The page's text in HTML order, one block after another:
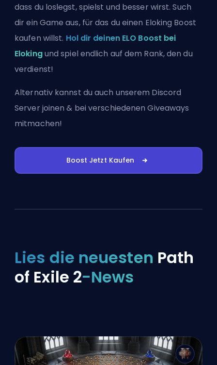
dass du loslegst, spielst und besser wirst. Such
dir ein Game aus, für das du einen Eloking Boost
kaufen willst. Hol dir deinen ELO Boost bei
Elokingund spiel endlich auf dem Rank, den du
verdienst!
Alternativ kannst du auch unserem Discord
Server joinen & bei verschiedenen Giveaways
mitmachen!
Boost Jetzt Kaufen
Lies die neuesten Path
of Exile 2-News